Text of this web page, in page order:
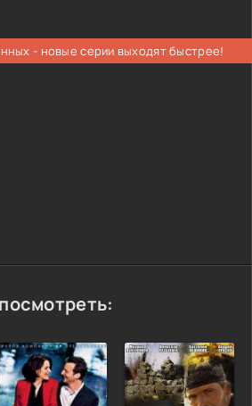
- новые серии выходят быстрее!